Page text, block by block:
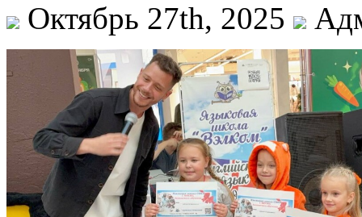
Октябрь 27th, 2025